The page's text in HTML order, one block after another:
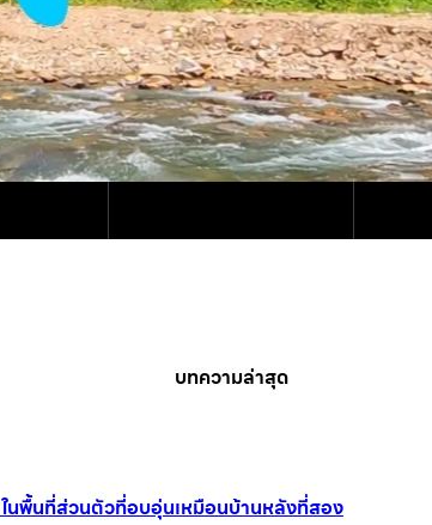
บทความล่าสุด
พื้นที่ส่วนตัวที่อบอุ่นเหมือนบ้านหลังที่สอง